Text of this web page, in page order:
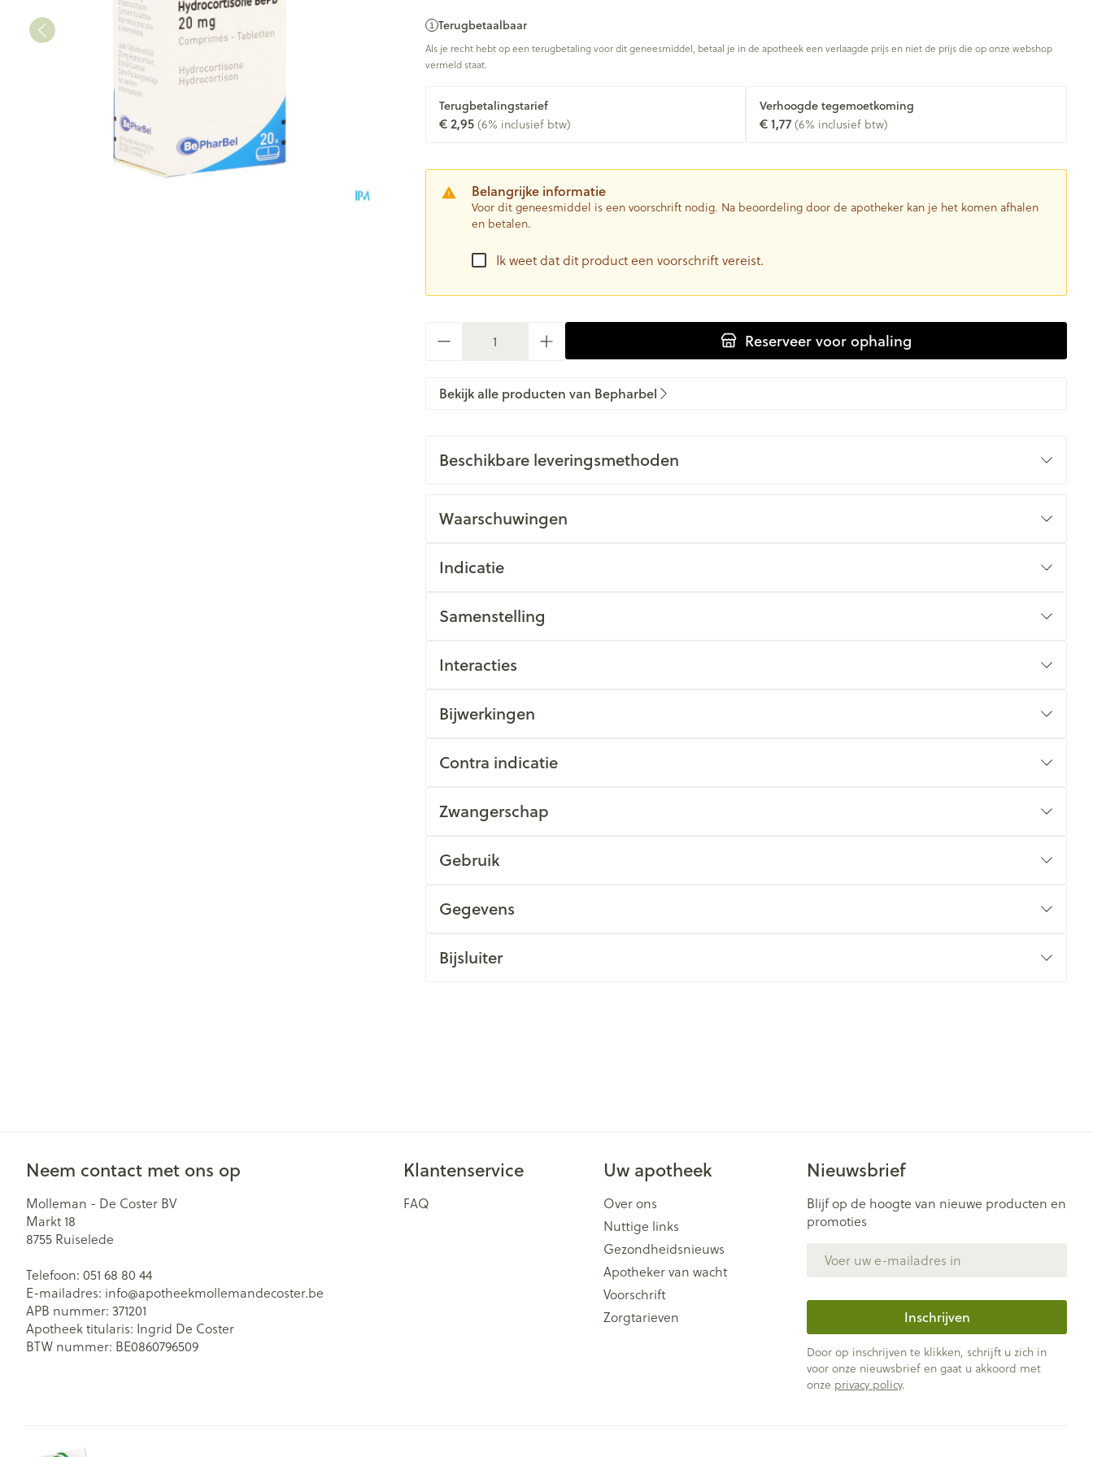
Terugbetaalbaar
Als je recht hebt op een terugbetaling voor dit geneesmiddel, betaal je in de apotheek een verlaagde prijs en niet de prijs die op onze webshop
vermeld staat.
Terugbetalingstarief
€ 2,95 (6% inclusief btw)
Verhoogde tegemoetkoming
€ 1,77 (6% inclusief btw)
Belangrijke informatie
Voor dit geneesmiddel is een voorschrift nodig. Na beoordeling door de apotheker kan je het komen afhalen
en betalen.
Ik weet dat dit product een voorschrift vereist.
Reserveervoor ophaling
Bekijk alle producten van Bepharbel
Beschikbare leveringsmethoden
Waarschuwingen
Indicatie
Samenstelling
Interacties
Bijwerkingen
Contra indicatie
Zwangerschap
Gebruik
Gegevens
Bijsluiter
Neem contact met ons op
Molleman - De Coster BV
Markt 18
8755 Ruiselede
Telefoon: 051 68 80 44
E-mailadres: info@apotheekmollemandecoster.be
APB nummer: 371201
Apotheek titularis: Ingrid De Coster
BTW nummer: BE0860796509
Klantenservice
FAQ
Uw apotheek
Over ons
Nuttige links
Gezondheidsnieuws
Apotheker van wacht
Voorschrift
Zorgtarieven
Nieuwsbrief
Blijf op de hoogte van nieuwe producten en
promoties
Inschrijven
Door op inschrijven te klikken, schrijft u zich in
voor onze nieuwsbrief en gaat u akkoord met
onze privacy policy.